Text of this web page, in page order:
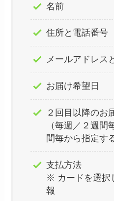
名前
住所と電話番号
メールアドレス
お届け希望日
２回目以降のお
（毎週／２週間
間毎から指定す
支払方法
※ カードを選択
報